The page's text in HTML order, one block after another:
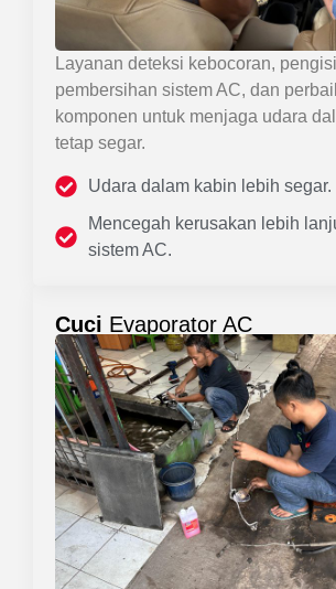
Layanan deteksi kebocoran,
pembersihan sistem AC, dan
komponen untuk menjaga udara
tetap segar.
Udara dalam kabin lebih segar.
Mencegah kerusakan lebih
sistem AC.
Cuci Evaporator AC